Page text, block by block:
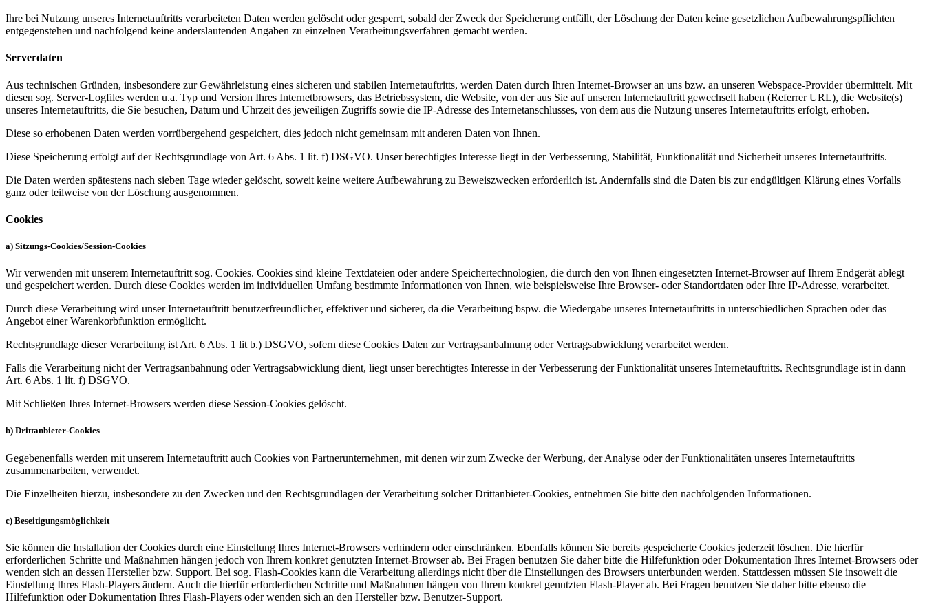
Ihre bei Nutzung unseres Internetauftritts verarbeiteten Daten werden gelöscht oder gesperrt, sobald der Zweck der Speicherung entfällt, der Löschung der Daten keine gesetzlichen Aufbewahrungspflichten
entgegenstehen und nachfolgend keine anderslautenden Angaben zu einzelnen Verarbeitungsverfahren gemacht werden.
Serverdaten
Aus technischen Gründen, insbesondere zur Gewährleistung eines sicheren und stabilen Internetauftritts, werden Daten durch Ihren Internet-Browser an uns bzw. an unseren Webspace-Provider übermittelt. Mit
diesen sog. Server-Logfiles werden u.a. Typ und Version Ihres Internetbrowsers, das Betriebssystem, die Website, von der aus Sie auf unseren Internetauftritt gewechselt haben (Referrer URL), die Website(s)
unseres Internetauftritts, die Sie besuchen, Datum und Uhrzeit des jeweiligen Zugriffs sowie die IP-Adresse des Internetanschlusses, von dem aus die Nutzung unseres Internetauftritts erfolgt, erhoben.
Diese so erhobenen Daten werden vorrübergehend gespeichert, dies jedoch nicht gemeinsam mit anderen Daten von Ihnen.
Diese Speicherung erfolgt auf der Rechtsgrundlage von Art. 6 Abs. 1 lit. f) DSGVO. Unser berechtigtes Interesse liegt in der Verbesserung, Stabilität, Funktionalität und Sicherheit unseres Internetauftritts.
Die Daten werden spätestens nach sieben Tage wieder gelöscht, soweit keine weitere Aufbewahrung zu Beweiszwecken erforderlich ist. Andernfalls sind die Daten bis zur endgültigen Klärung eines Vorfalls
ganz oder teilweise von der Löschung ausgenommen.
Cookies
a) Sitzungs-Cookies/Session-Cookies
Wir verwenden mit unserem Internetauftritt sog. Cookies. Cookies sind kleine Textdateien oder andere Speichertechnologien, die durch den von Ihnen eingesetzten Internet-Browser auf Ihrem Endgerät ablegt
und gespeichert werden. Durch diese Cookies werden im individuellen Umfang bestimmte Informationen von Ihnen, wie beispielsweise Ihre Browser- oder Standortdaten oder Ihre IP-Adresse, verarbeitet.
Durch diese Verarbeitung wird unser Internetauftritt benutzerfreundlicher, effektiver und sicherer, da die Verarbeitung bspw. die Wiedergabe unseres Internetauftritts in unterschiedlichen Sprachen oder das
Angebot einer Warenkorbfunktion ermöglicht.
Rechtsgrundlage dieser Verarbeitung ist Art. 6 Abs. 1 lit b.) DSGVO, sofern diese Cookies Daten zur Vertragsanbahnung oder Vertragsabwicklung verarbeitet werden.
Falls die Verarbeitung nicht der Vertragsanbahnung oder Vertragsabwicklung dient, liegt unser berechtigtes Interesse in der Verbesserung der Funktionalität unseres Internetauftritts. Rechtsgrundlage ist in dann
Art. 6 Abs. 1 lit. f) DSGVO.
Mit Schließen Ihres Internet-Browsers werden diese Session-Cookies gelöscht.
b) Drittanbieter-Cookies
Gegebenenfalls werden mit unserem Internetauftritt auch Cookies von Partnerunternehmen, mit denen wir zum Zwecke der Werbung, der Analyse oder der Funktionalitäten unseres Internetauftritts
zusammenarbeiten, verwendet.
Die Einzelheiten hierzu, insbesondere zu den Zwecken und den Rechtsgrundlagen der Verarbeitung solcher Drittanbieter-Cookies, entnehmen Sie bitte den nachfolgenden Informationen.
c) Beseitigungsmöglichkeit
Sie können die Installation der Cookies durch eine Einstellung Ihres Internet-Browsers verhindern oder einschränken. Ebenfalls können Sie bereits gespeicherte Cookies jederzeit löschen. Die hierfür
erforderlichen Schritte und Maßnahmen hängen jedoch von Ihrem konkret genutzten Internet-Browser ab. Bei Fragen benutzen Sie daher bitte die Hilfefunktion oder Dokumentation Ihres Internet-Browsers oder
wenden sich an dessen Hersteller bzw. Support. Bei sog. Flash-Cookies kann die Verarbeitung allerdings nicht über die Einstellungen des Browsers unterbunden werden. Stattdessen müssen Sie insoweit die
Einstellung Ihres Flash-Players ändern. Auch die hierfür erforderlichen Schritte und Maßnahmen hängen von Ihrem konkret genutzten Flash-Player ab. Bei Fragen benutzen Sie daher bitte ebenso die
Hilfefunktion oder Dokumentation Ihres Flash-Players oder wenden sich an den Hersteller bzw. Benutzer-Support.